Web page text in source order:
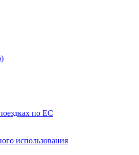
по ЕС
использования